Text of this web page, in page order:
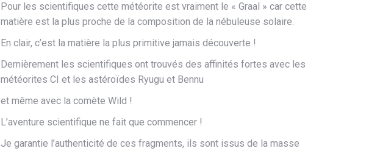
Pour les scientifiques cette météorite est vraiment le « Graal » car cette
matière est la plus proche de la composition de la nébuleuse solaire.
En clair, c’est la matière la plus primitive jamais découverte !
Dernièrement les scientifiques ont trouvés des affinités fortes avec les
météorites CI et les astéroïdes Ryugu et Bennu
et même avec la comète Wild !
L’aventure scientifique ne fait que commencer !
Je garantie l’authenticité de ces fragments, ils sont issus de la masse